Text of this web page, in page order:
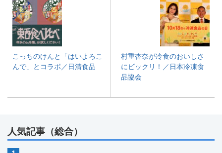
こっちのけんと「はいよろこ
んで」とコラボ／日清食品
村重杏奈が冷食のおいしさ
にビックリ！／日本冷凍食
品協会
人気記事（総合）